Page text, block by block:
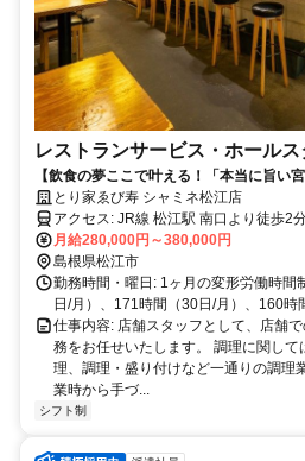
レストランサービス・ホール
【飲食の夢ここで叶える！「本当に旨い
集 とり家ゑび寿 シャミネ松江店
月給280,000円～380,000円
島根県松江市
勤務時間・曜日: 1ヶ月の変形労働時間
日/月）、171時間（30日/月）、160時
仕事内容: 店舗スタッフとして、店舗
務をお任せいたします。 調理に関し
理、調理・盛り付けなど一通りの調理
業時から手づ...
シフト制